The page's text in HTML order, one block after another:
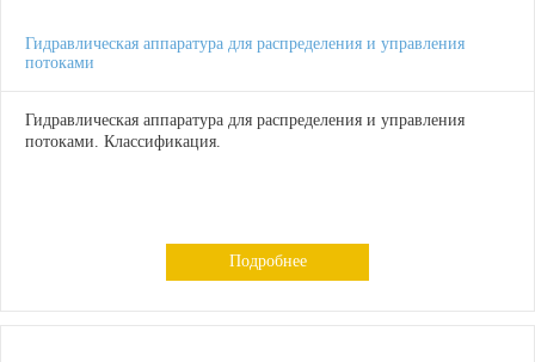
Гидравлическая аппаратура для распределения и управления
потоками
Гидравлическая аппаратура для распределения и управления
потоками. Классификация.
Подробнее